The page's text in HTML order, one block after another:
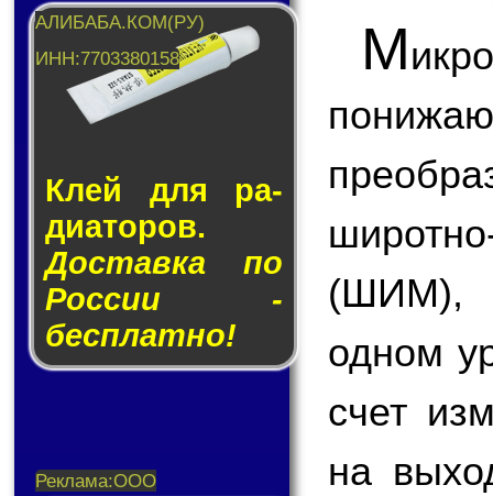
Клей для ра­
ди­а­то­ров.
Доставка по
России -
бесплатно!
М
(ШИМ),
одном
счет
на